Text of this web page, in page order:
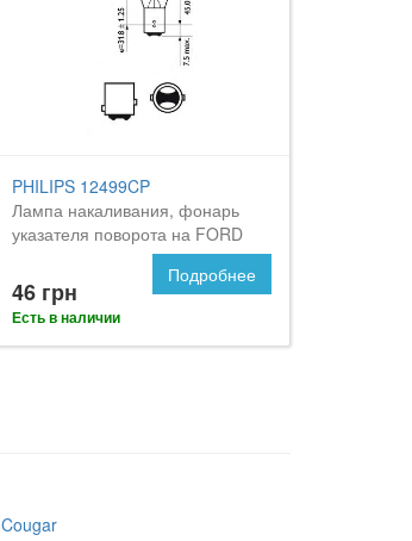
PHILIPS 12499CP
Лампа накаливания, фонарь
указателя поворота на FORD
46 грн
Есть в наличии
Подробнее
Cougar